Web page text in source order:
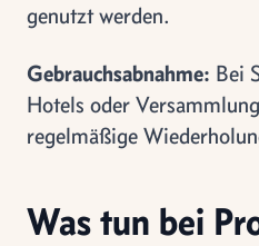
genutzt werden.
Gebrauchsabnahme: Bei
Hotels oder
regelmäßige
Was tun bei